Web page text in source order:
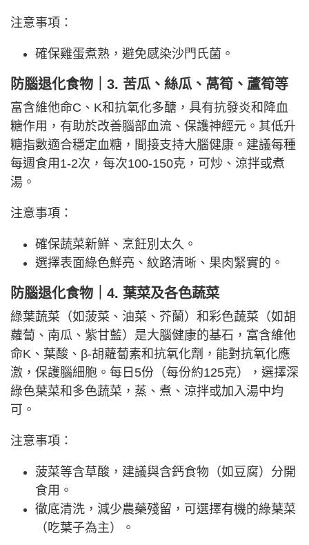
注意事項：
確保雞蛋煮熟，避免感染沙門氏菌。
防腦退化食物｜3. 苦瓜、絲瓜、萵筍、蘆筍等
富含維他命C、K和抗氧化多醣，具有抗發炎和降血
糖作用，有助於改善腦部血流、保護神經元。其低升
糖指數適合穩定血糖，間接支持大腦健康。建議每種
每週食用1-2次，每次100-150克，可炒、涼拌或煮
湯。
注意事項：
確保蔬菜新鮮、烹飪別太久。
選擇表面綠色鮮亮、紋路清晰、果肉緊實的。
防腦退化食物｜4. 葉菜及各色蔬菜
綠葉蔬菜（如菠菜、油菜、芥蘭）和彩色蔬菜（如胡
蘿蔔、南瓜、紫甘藍）是大腦健康的基石，富含維他
命K、葉酸、β-胡蘿蔔素和抗氧化劑，能對抗氧化應
激，保護腦細胞。每日5份（每份約125克），選擇深
綠色葉菜和多色蔬菜，蒸、煮、涼拌或加入湯中均
可。
注意事項：
菠菜等含草酸，建議與含鈣食物（如豆腐）分開
食用。
徹底清洗，減少農藥殘留，可選擇有機的綠葉菜
（吃葉子為主）。